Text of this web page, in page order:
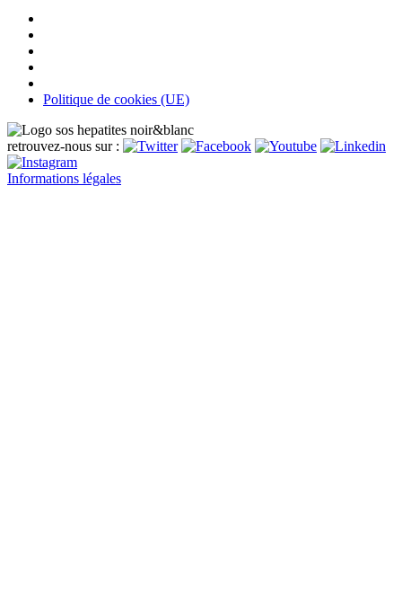
Politique de cookies (UE)
retrouvez-nous sur :
Informations légales